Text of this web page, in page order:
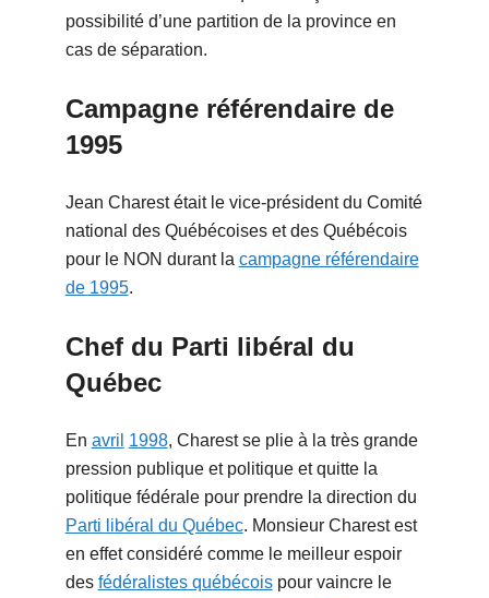
possibilité d’une partition de la province en
cas de séparation.
Campagne référendaire de
1995
Jean Charest était le vice-président du Comité
national des Québécoises et des Québécois
pour le NON durant la campagne référendaire
de 1995.
Chef du Parti libéral du
Québec
En avril 1998, Charest se plie à la très grande
pression publique et politique et quitte la
politique fédérale pour prendre la direction du
Parti libéral du Québec. Monsieur Charest est
en effet considéré comme le meilleur espoir
des fédéralistes québécoispour vaincre le